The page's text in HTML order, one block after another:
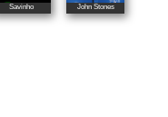
Savinho John Stones